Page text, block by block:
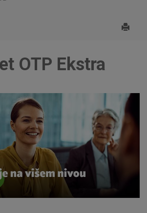
OTP Ekstra